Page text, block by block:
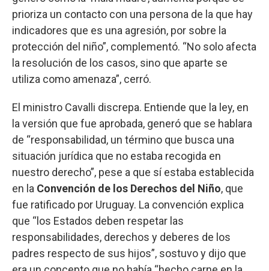
prioriza un contacto con una persona de la que hay
indicadores que es una agresión, por sobre la
protección del niño”, complementó. “No solo afecta
la resolución de los casos, sino que aparte se
utiliza como amenaza”, cerró.
El ministro Cavalli discrepa. Entiende que la ley, en
la versión que fue aprobada, generó que se hablara
de “responsabilidad, un término que busca una
situación jurídica que no estaba recogida en
nuestro derecho”, pese a que sí estaba establecida
en la Convención de los Derechos del Niño, que
fue ratificado por Uruguay. La convención explica
que “los Estados deben respetar las
responsabilidades, derechos y deberes de los
padres respecto de sus hijos”, sostuvo y dijo que